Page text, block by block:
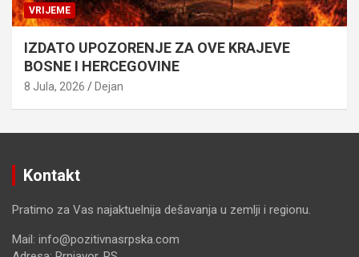
VRIJEME
IZDATO UPOZORENJE ZA OVE KRAJEVE
BOSNE I HERCEGOVINE
8 Jula, 2026 Dejan
Kontakt
Pratimo za Vas najaktuelnija dešavanja u zemlji i regionu.
Mail: info@pozitivnasrpska.com